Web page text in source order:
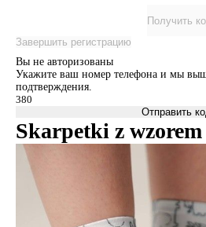
Получить
Завершить регистрацию
Вы не авторизованы
Укажите ваш номер телефона и мы
подтверждения.
Отправить
Skarpetki z